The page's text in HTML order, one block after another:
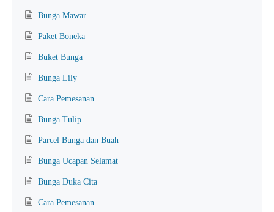
Bunga Mawar
Paket Boneka
Buket Bunga
Bunga Lily
Cara Pemesanan
Bunga Tulip
Parcel Bunga dan Buah
Bunga Ucapan Selamat
Bunga Duka Cita
Cara Pemesanan